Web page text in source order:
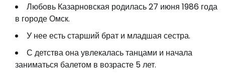
Любовь Казарновская родилась 27 июня 1986 года
в городе Омск.
У нее есть старший брат и младшая сестра.
С детства она увлекалась танцами и начала
заниматься балетом в возрасте 5 лет.